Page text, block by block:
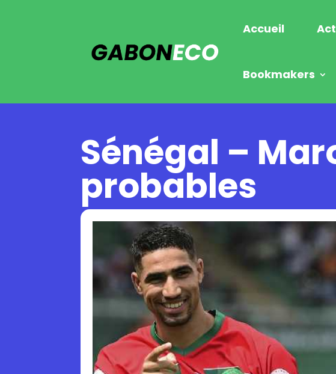
Accueil
Bookmakers
Sénégal –
probables